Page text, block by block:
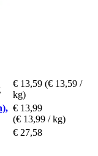
€ 13,59 (€ 13,59 /
kg)
€ 13,99
(€ 13,99 / kg)
€ 27,58